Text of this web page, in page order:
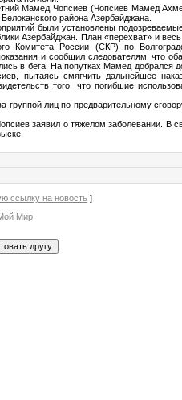
Мамед Чопсиев (Чопсиев Мамед
района Азербайджана.
были установлены
Азербайджан. План «перехват» и
Комитета России (СКР) по
и сообщил следователям, что
в бега. На попутках Мамед добрался
пытаясь смягчить дальнейшее
того, что погибшие
лиц по предварительному
заявил о тяжелом заболевании. В
ссылку на новость ]
Мир